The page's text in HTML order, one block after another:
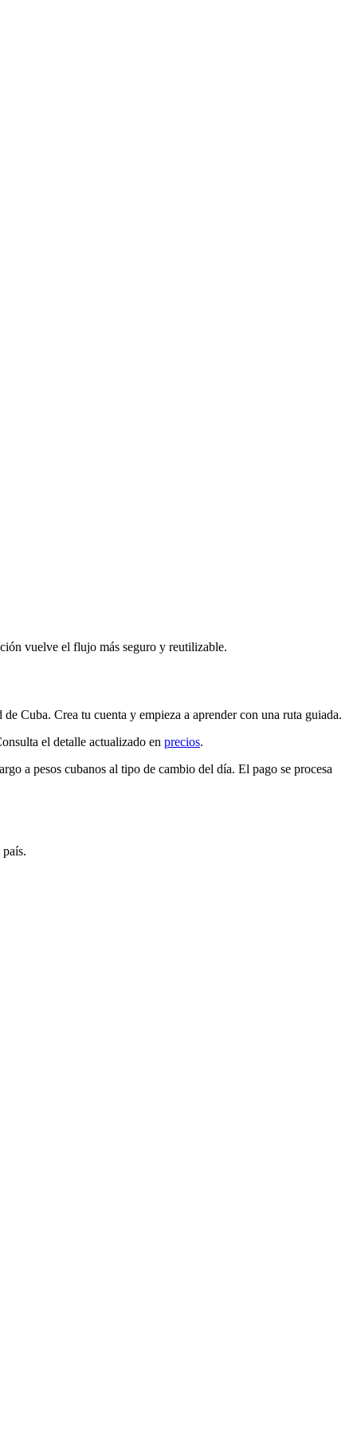
vuelve el flujo más seguro y reutilizable.
de Cuba. Crea tu cuenta y empieza a aprender con una ruta guiada.
el detalle actualizado en precios.
a pesos cubanos al tipo de cambio del día. El pago se procesa